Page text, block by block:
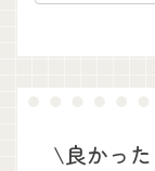
\良かっ